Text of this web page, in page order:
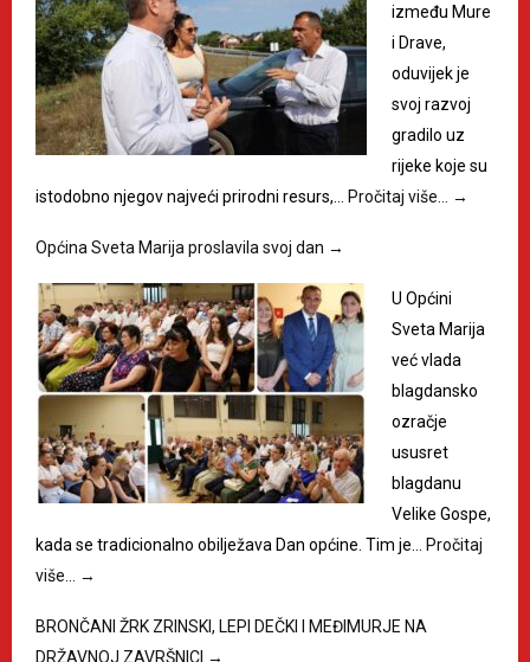
između Mure
i Drave,
oduvijek je
svoj razvoj
gradilo uz
rijeke koje su
istodobno njegov najveći prirodni resurs,… Pročitaj više… →
Općina Sveta Marija proslavila svoj dan →
U Općini
Sveta Marija
već vlada
blagdansko
ozračje
ususret
blagdanu
Velike Gospe,
kada se tradicionalno obilježava Dan općine. Tim je… Pročitaj
više… →
BRONČANI ŽRK ZRINSKI, LEPI DEČKI I MEĐIMURJE NA
DRŽAVNOJ ZAVRŠNICI →